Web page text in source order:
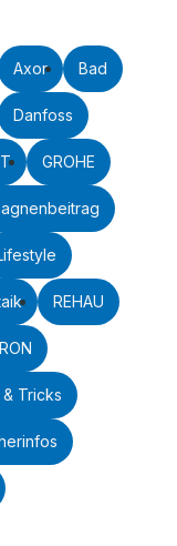
Axor Bad
Danfoss
GROHE
REHAU
Tricks